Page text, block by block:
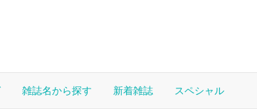
雑誌名から探す 新着雑誌 スペシャル